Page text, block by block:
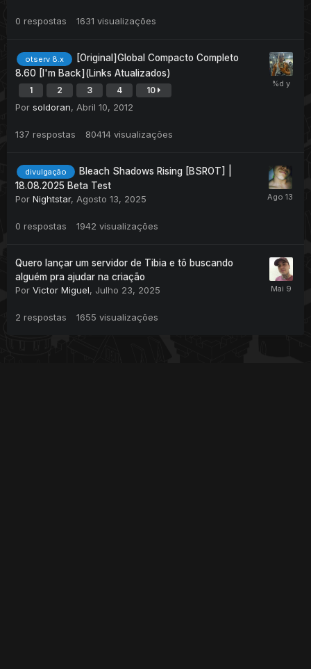
0 respostas 1631 visualizações
otserv 8.x
[Original]Global Compacto Completo
8.60 [I'm Back](Links Atualizados)
1 2 3 4 10
Por soldoran, Abril 10, 2012
137 respostas 80414 visualizações
divulgação
Bleach Shadows Rising [BSROT] |
18.08.2025 Beta Test
Por Nightstar, Agosto 13, 2025
0 respostas 1942 visualizações
Quero lançar um servidor de Tibia e tô buscando
alguém pra ajudar na criação
Por Victor Miguel, Julho 23, 2025
2 respostas 1655 visualizações